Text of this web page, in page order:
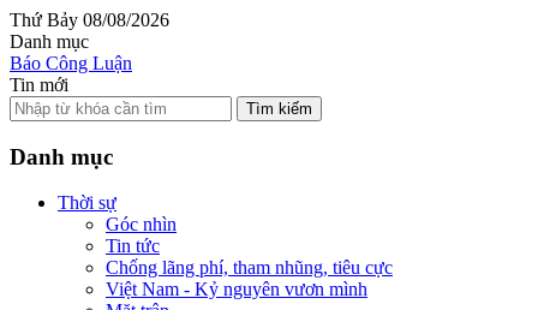
Thứ Bảy 08/08/2026
Danh mục
Báo Công Luận
Tin mới
Tìm kiếm
Danh mục
Thời sự
Góc nhìn
Tin tức
Chống lãng phí, tham nhũng, tiêu cực
Việt Nam - Kỷ nguyên vươn mình